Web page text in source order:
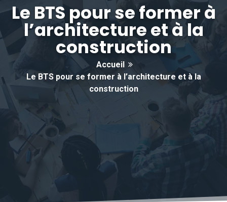
Le BTS pour se former à
l’architecture et à la
construction
Accueil
Le BTS pour se former à l’architecture et à la
construction